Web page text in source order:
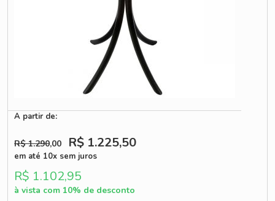
A partir de:
R$ 1.290,00 R$ 1.225,50
em até 10x sem juros
R$ 1.102,95
à vista com 10% de desconto